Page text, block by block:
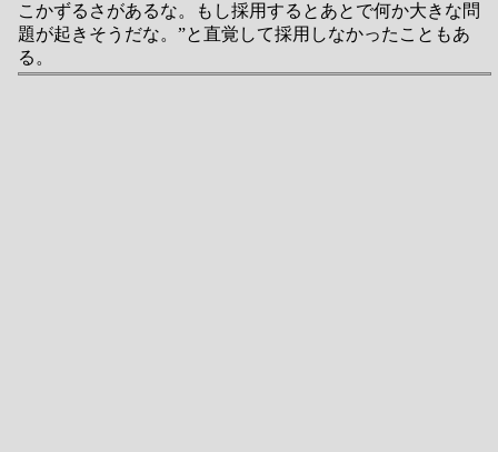
こかずるさがあるな。もし採用するとあとで何か大きな問
題が起きそうだな。”と直覚して採用しなかったこともあ
る。